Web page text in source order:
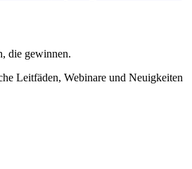
die gewinnen.
Leitfäden, Webinare und Neuigkeiten